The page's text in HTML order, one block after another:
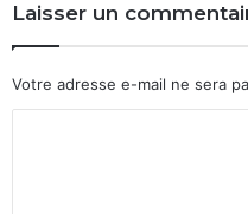
Laisser un
Votre adresse e-mail ne sera